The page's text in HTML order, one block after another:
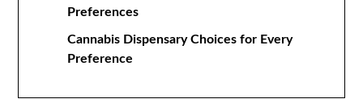
Preferences
Cannabis Dispensary Choices for Every
Preference